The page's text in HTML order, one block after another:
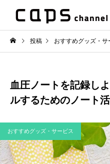
投稿 おすすめグッズ・サ
血圧ノートを記録し
ルするためのノート
おすすめグッズ・サービス